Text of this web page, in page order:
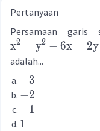
Pertanyaan
Persamaan
x2 + y2 − 6x + 2y
adalah...
−3
−2
−1
1